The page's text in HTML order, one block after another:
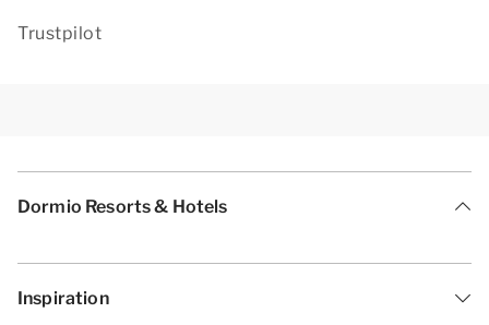
Trustpilot
Dormio Resorts & Hotels
Inspiration